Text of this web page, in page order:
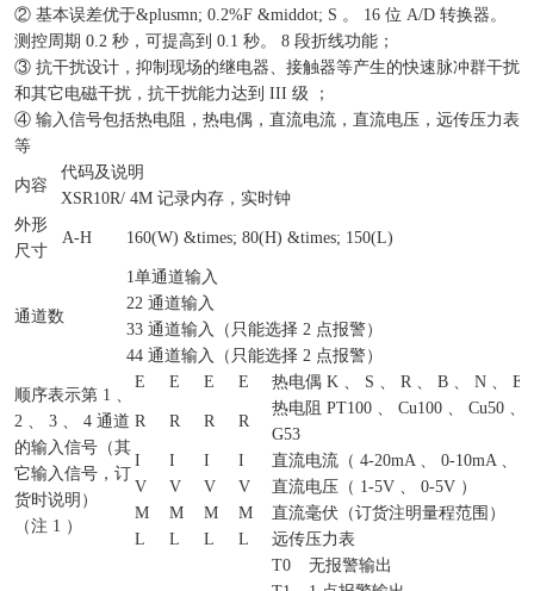
② 基本误差优于&plusmn; 0.2%F &middot; S 。 16 位 A/D 转换器。
测控周期 0.2 秒，可提高到 0.1 秒。 8 段折线功能；
③ 抗干扰设计，抑制现场的继电器、接触器等产生的快速脉冲群干扰
和其它电磁干扰，抗干扰能力达到 III 级 ；
④ 输入信号包括热电阻，热电偶，直流电流，直流电压，远传压力表
等
内容
代码及说明
XSR10R/ 4M 记录内存，实时钟
外形
尺寸
A-H 160(W) &times; 80(H) &times; 150(L)
通道数
1单通道输入
22 通道输入
33 通道输入（只能选择 2 点报警）
44 通道输入（只能选择 2 点报警）
顺序表示第 1 、
2 、 3 、 4 通道
的输入信号（其
它输入信号，订
货时说明）
（注 1 ）
E E E E 热电偶 K 、 S 、 R 、 B 、 N 、 E
R R R R
热电阻 PT100 、 Cu100 、 Cu50
G53
I
I I I
直流电流（ 4-20mA 、 0-10mA 、
V
V V V
直流电压（ 1-5V 、 0-5V ）
M
M M M
直流毫伏（订货注明量程范围）
L
L L L
远传压力表
T0
无报警输出